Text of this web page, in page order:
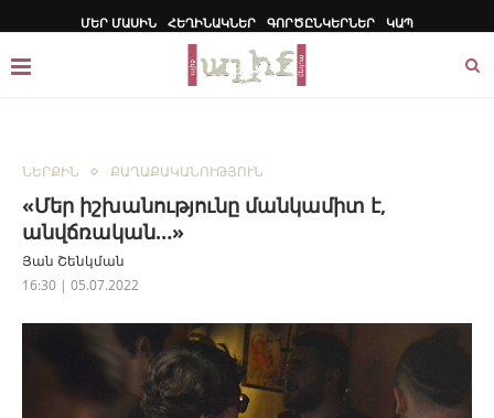
ՄԵՐ ՄԱՍԻՆ ՀԵՂԻՆԱԿՆԵՐ ԳՈՐԾԸՆԿԵՐՆԵՐ ԿԱՊ
ՆԵՐՔԻՆ ՔԱՂԱՔԱԿԱՆՈՒԹՅՈՒՆ
«Մեր իշխանությունը մանկամիտ է,
անվճռական…»
Յան Շենկման
16:30 | 05.07.2022